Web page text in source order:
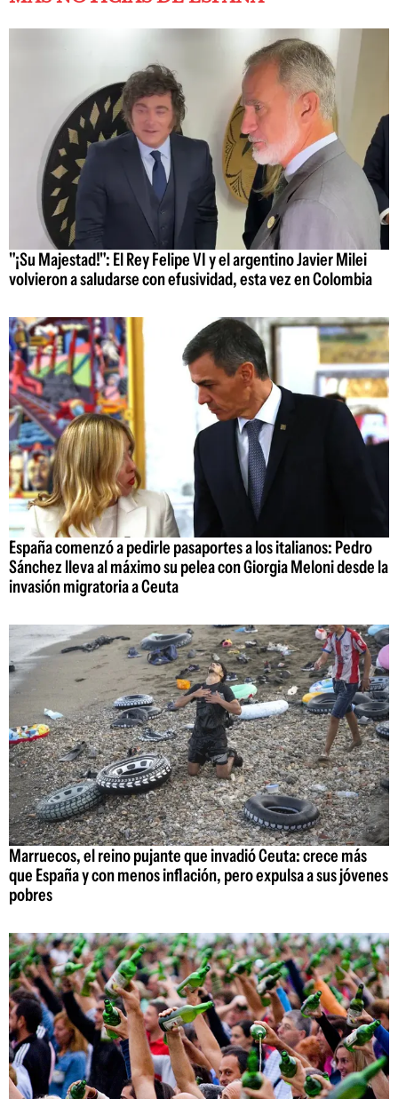
"¡Su Majestad!": El Rey Felipe VI y el argentino Javier Milei
volvieron a saludarse con efusividad, esta vez en Colombia
España comenzó a pedirle pasaportes a los italianos: Pedro
Sánchez lleva al máximo su pelea con Giorgia Meloni desde la
invasión migratoria a Ceuta
Marruecos, el reino pujante que invadió Ceuta: crece más
que España y con menos inflación, pero expulsa a sus jóvenes
pobres